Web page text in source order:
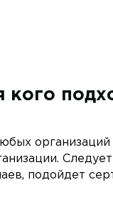
кого
подойдет